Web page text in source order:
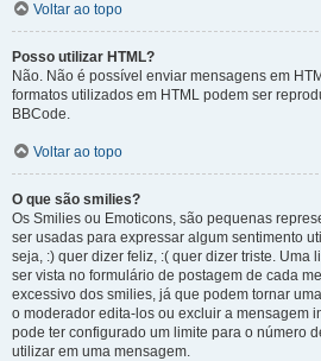
Voltar ao topo
Posso utilizar HTML?
Não. Não é possível enviar mensagens em
formatos utilizados em HTML podem ser
BBCode.
Voltar ao topo
O que são smilies?
Os Smilies ou Emoticons, são pequenas
ser usadas para expressar algum sentimento
seja, :) quer dizer feliz, :( quer dizer triste. Uma
ser vista no formulário de postagem de cada
excessivo dos smilies, já que podem tornar
o moderador edita-los ou excluir a mensagem
pode ter configurado um limite para o número
utilizar em uma mensagem.